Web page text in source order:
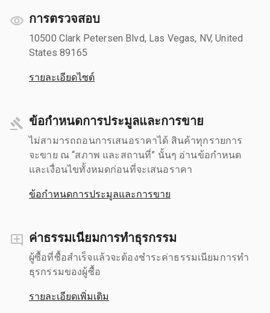
การตรวจสอบ
10500 Clark Petersen Blvd, Las Vegas, NV, United
States 89165
รายละเอียดไซต์
ข้อกำหนดการประมูลและการขาย
ไม่สามารถถอนการเสนอราคาได้ สินค้าทุกรายการ
จะขาย ณ “สภาพ และสถานที่” นั้นๆ อ่านข้อกำหนด
และเงื่อนไขทั้งหมดก่อนที่จะเสนอราคา
ข้อกำหนดการประมูลและการขาย
ค่าธรรมเนียมการทำธุรกรรม
ผู้ซื้อที่ซื้อสำเร็จแล้วจะต้องชำระค่าธรรมเนียมการทำ
ธุรกรรมของผู้ซื้อ
รายละเอียดเพิ่มเติม